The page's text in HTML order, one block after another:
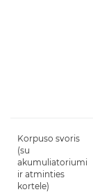
Korpuso svoris
(su
akumuliatoriumi
ir atminties
kortele)